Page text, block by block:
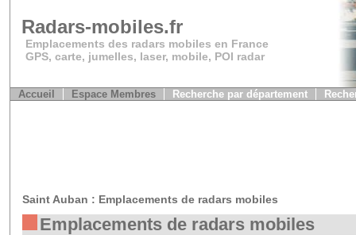
Radars-mobiles.fr
Emplacements des radars mobiles en France
GPS, carte, jumelles, laser, mobile, POI radar
Accueil Espace Membres Recherche par département
Saint Auban : Emplacements de radars mobiles
Emplacements de radars mobiles